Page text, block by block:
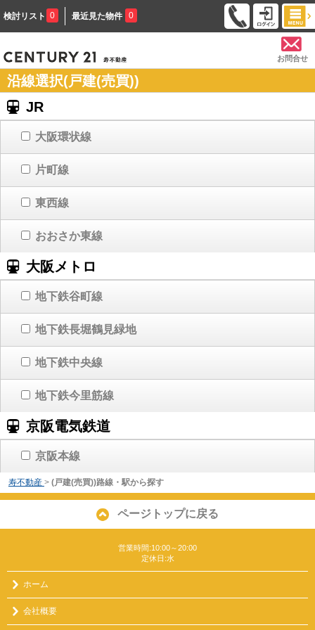
検討リスト 0 最近見た物件 0
お問合せ
沿線選択(戸建(売買))
JR
大阪環状線
片町線
東西線
おおさか東線
大阪メトロ
地下鉄谷町線
地下鉄長堀鶴見緑地
地下鉄中央線
地下鉄今里筋線
京阪電気鉄道
京阪本線
寿不動産 > (戸建(売買))路線・駅から探す
ページトップに戻る
営業時間:10:00～20:00
定休日:水
ホーム
会社概要